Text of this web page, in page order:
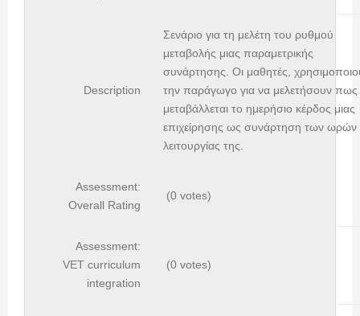
Description
Σενάριο για τη μελέτη του ρυθμού
μεταβολής μιας παραμετρικής
συνάρτησης. Οι μαθητές,
την παράγωγο για να μελετήσουν πως
μεταβάλλεται το ημερήσιο κέρδος μιας
επιχείρησης ως συνάρτηση των ωρών
λειτουργίας της.
Assessment:
Overall Rating
(0 votes)
Assessment:
VET curriculum
integration
(0 votes)